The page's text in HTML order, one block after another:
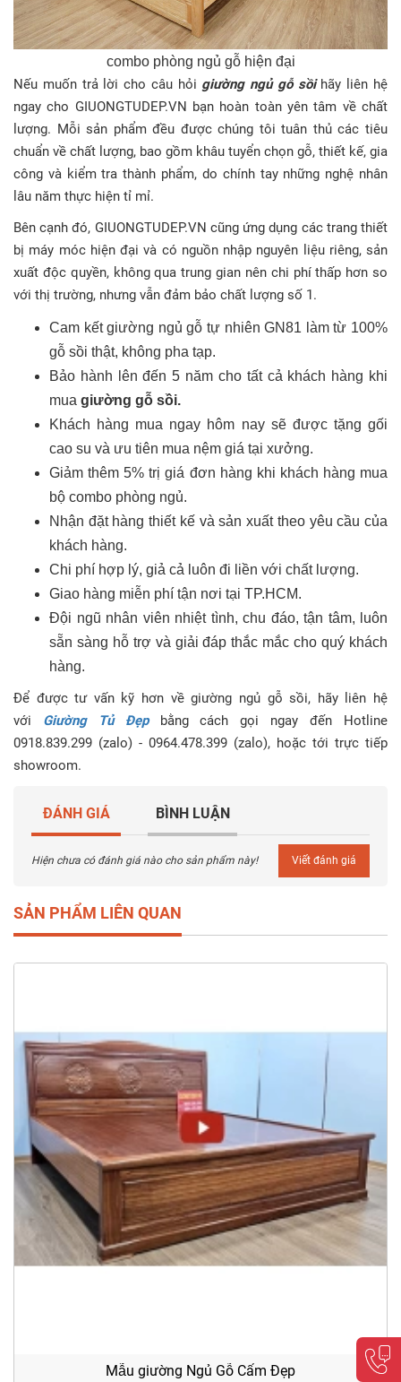
combo phòng ngủ gỗ hiện đại
Nếu muốn trả lời cho câu hỏi giường ngủ gỗ sồihãy liên hệ
ngay cho GIUONGTUDEP.VN bạn hoàn toàn yên tâm về chất
lượng. Mỗi sản phẩm đều được chúng tôi tuân thủ các tiêu
chuẩn về chất lượng, bao gồm khâu tuyển chọn gỗ, thiết kế, gia
công và kiểm tra thành phẩm, do chính tay những nghệ nhân
lâu năm thực hiện tỉ mỉ.
Bên cạnh đó, GIUONGTUDEP.VN cũng ứng dụng các trang thiết
bị máy móc hiện đại và có nguồn nhập nguyên liệu riêng, sản
xuất độc quyền, không qua trung gian nên chi phí thấp hơn so
với thị trường, nhưng vẫn đảm bảo chất lượng số 1.
Cam kết giường ngủ gỗ tự nhiên GN81 làm từ 100%
gỗ sồi thật, không pha tạp.
Bảo hành lên đến 5 năm cho tất cả khách hàng khi
mua giường gỗ sồi.
Khách hàng mua ngay hôm nay sẽ được tặng gối
cao su và ưu tiên mua nệm giá tại xưởng.
Giảm thêm 5% trị giá đơn hàng khi khách hàng mua
bộ combo phòng ngủ.
Nhận đặt hàng thiết kế và sản xuất theo yêu cầu của
khách hàng.
Chi phí hợp lý, giả cả luôn đi liền với chất lượng.
Giao hàng miễn phí tận nơi tại TP.HCM.
Đội ngũ nhân viên nhiệt tình, chu đáo, tận tâm, luôn
sẵn sàng hỗ trợ và giải đáp thắc mắc cho quý khách
hàng.
Để được tư vấn kỹ hơn về giường ngủ gỗ sồi, hãy liên hệ
với Giường Tủ Đẹpbằng cách gọi ngay đến Hotline
0918.839.299 (zalo) - 0964.478.399 (zalo), hoặc tới trực tiếp
showroom.
ĐÁNH GIÁ BÌNH LUẬN
Hiện chưa có đánh giá nào cho sản phẩm này! Viết đánh giá
SẢN PHẨM LIÊN QUAN
Mẫu giường Ngủ Gỗ Cẩm Đẹp